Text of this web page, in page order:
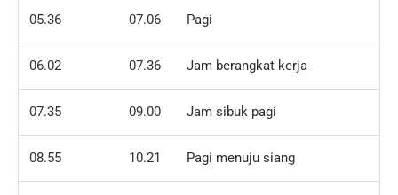
05.36 07.06 Pagi
06.02 07.36 Jam berangkat kerja
07.35 09.00 Jam sibuk pagi
08.55 10.21 Pagi menuju siang